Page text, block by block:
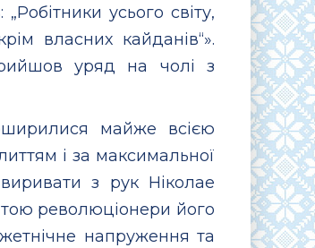
усього світу,
власних кайданів“».
уряд на чолі з
майже всією
і за максимальної
з рук Ніколае
революціонери його
напруження та